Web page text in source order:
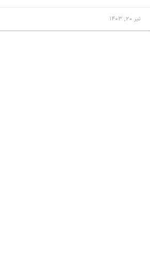
تیر ۲۰, ۱۴۰۳